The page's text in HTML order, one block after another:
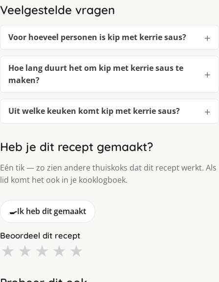
Veelgestelde vragen
Voor hoeveel personen is kip met kerrie saus?
Hoe lang duurt het om kip met kerrie saus te
maken?
Uit welke keuken komt kip met kerrie saus?
Heb je dit recept gemaakt?
Eén tik — zo zien andere thuiskoks dat dit recept werkt. Als
lid komt het ook in je kooklogboek.
🍳Ik heb dit gemaakt
Beoordeel dit recept
★ ★ ★ ★ ★